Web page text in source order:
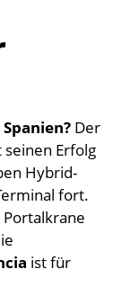
Der
Erfolg
Hybrid-
fort.
ist für